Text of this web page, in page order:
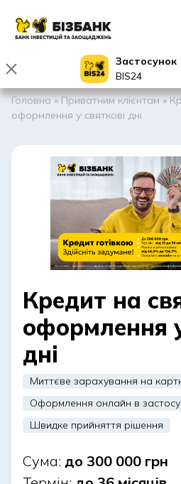
Застосунок
BIS24
Головна»Приватним клієнтам»
оформлення у святкові дні
Кредит на
оформлення
дні
Миттєве зарахування на
Оформлення онлайн в
Швидке прийняття рішення
Сума: до 300 000 грн